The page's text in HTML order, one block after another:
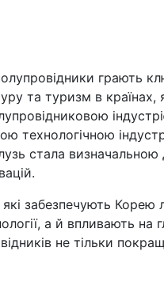
грають
та туризм в
технологічною
стала визначальною
забезпечують Корею
а й впливають на
не тільки